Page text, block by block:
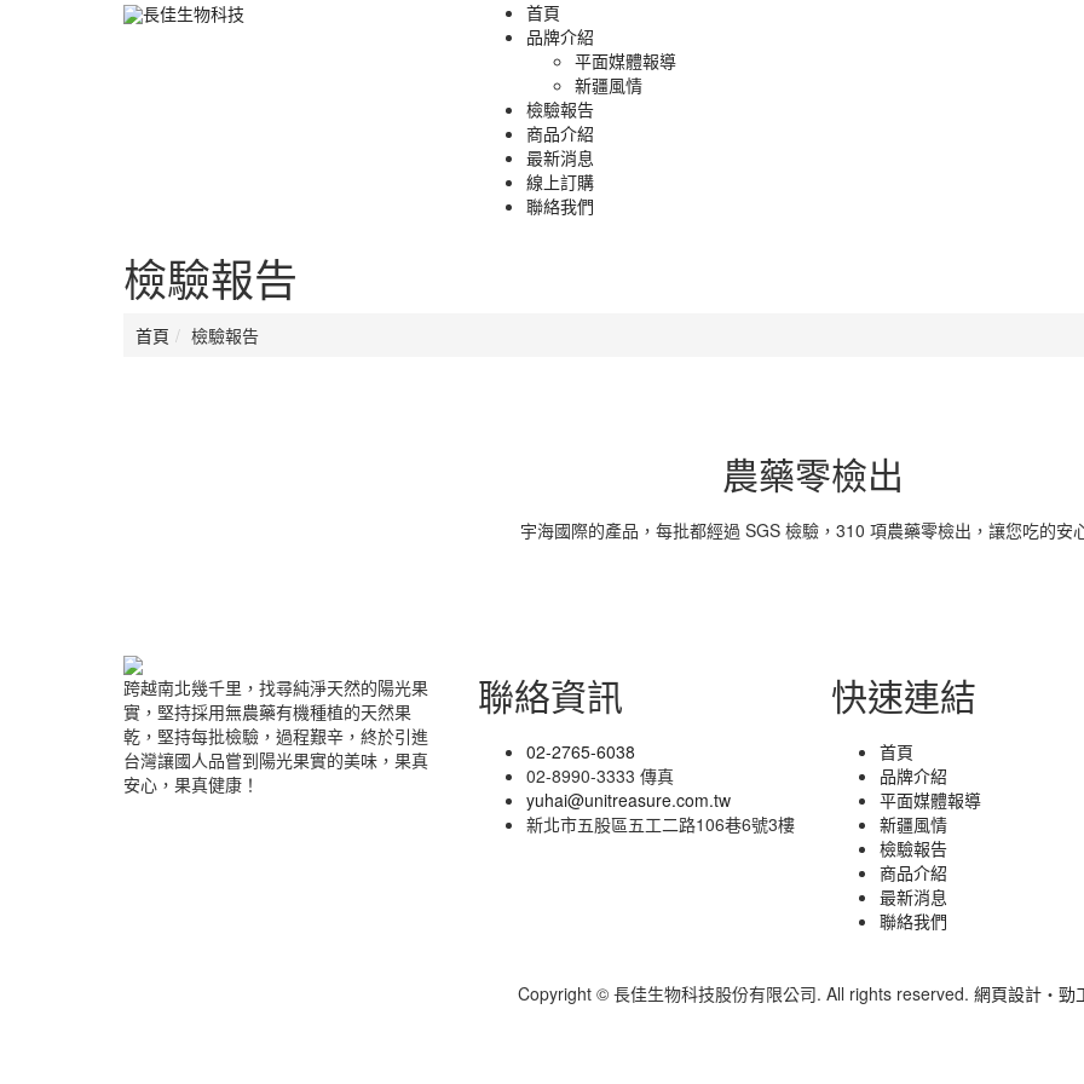
首頁
品牌介紹
平面媒體報導
新疆風情
檢驗報告
商品介紹
最新消息
線上訂購
聯絡我們
檢驗報告
首頁 檢驗報告
農藥零檢出
宇海國際的產品，每批都經過 SGS 檢驗，310 項農藥零檢出，讓您吃的安
跨越南北幾千里，找尋純淨天然的陽光果
實，堅持採用無農藥有機種植的天然果
乾，堅持每批檢驗，過程艱辛，終於引進
台灣讓國人品嘗到陽光果實的美味，果真
安心，果真健康！
聯絡資訊
02-2765-6038
02-8990-3333 傳真
yuhai@unitreasure.com.tw
新北市五股區五工二路106巷6號3樓
快速連結
首頁
品牌介紹
平面媒體報導
新疆風情
檢驗報告
商品介紹
最新消息
聯絡我們
Copyright © 長佳生物科技股份有限公司. All rights reserved. 網頁設計‧ 勁